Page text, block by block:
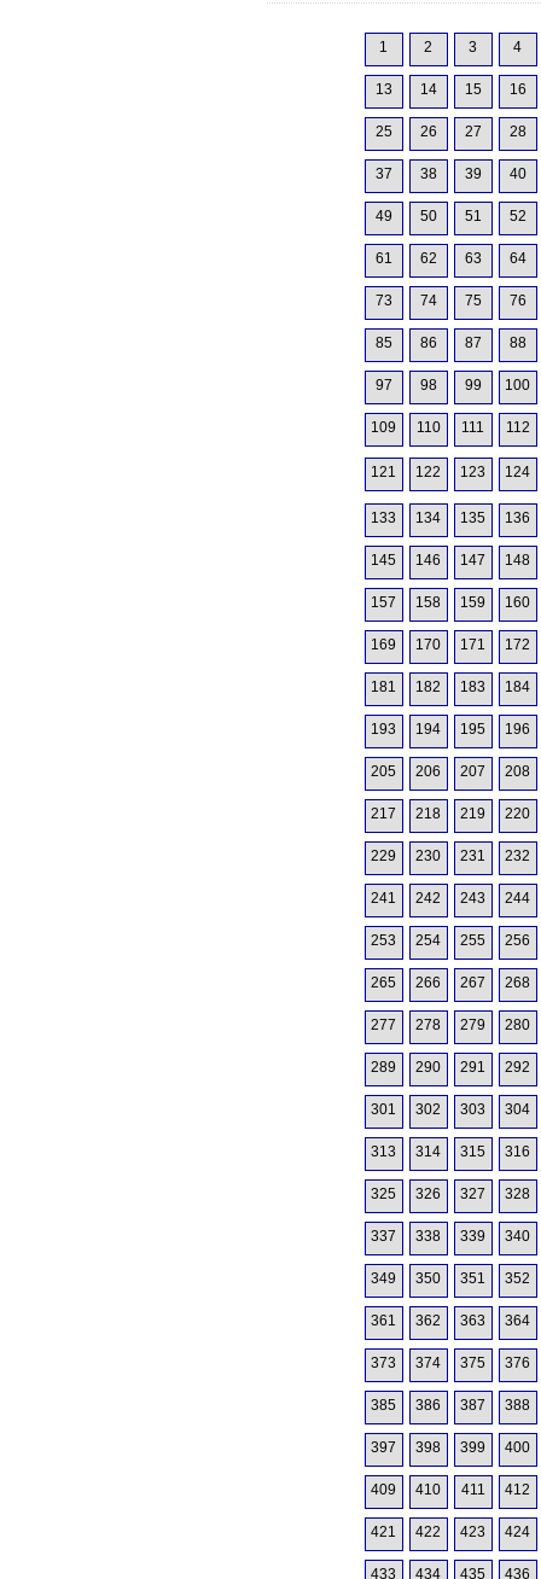
1 2 3 4
13 14 15 16
25 26 27 28
37 38 39 40
49 50 51 52
61 62 63 64
73 74 75 76
85 86 87 88
97 98 99 100
109 110 111 112
121 122 123 124
133 134 135 136
145 146 147 148
157 158 159 160
169 170 171 172
181 182 183 184
193 194 195 196
205 206 207 208
217 218 219 220
229 230 231 232
241 242 243 244
253 254 255 256
265 266 267 268
277 278 279 280
289 290 291 292
301 302 303 304
313 314 315 316
325 326 327 328
337 338 339 340
349 350 351 352
361 362 363 364
373 374 375 376
385 386 387 388
397 398 399 400
409 410 411 412
421 422 423 424
433 434 435 436